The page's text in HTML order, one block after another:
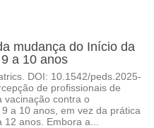
mudança do Início da
a 10 anos
DOI: 10.1542/peds.2025-
de profissionais de
vacinação contra o
a 10 anos, em vez da prática
anos. Embora a...